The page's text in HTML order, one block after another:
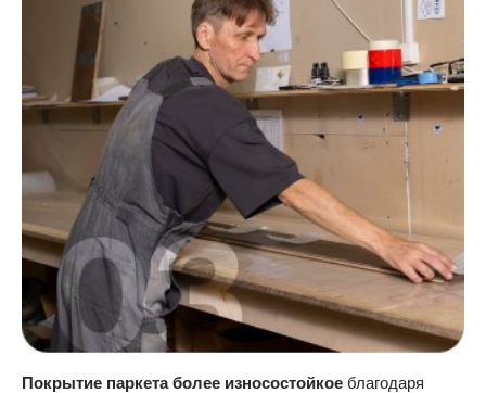
Покрытие паркета более износостойкое благодаря